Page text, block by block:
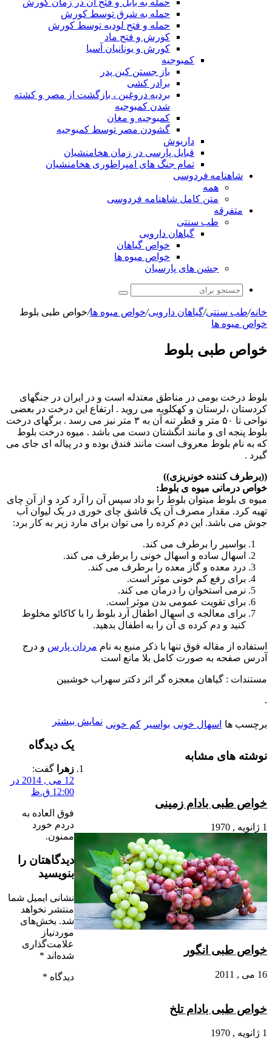
حمله به بابل و فتح آن در زمان کورش
حمله به شرق توسط کورش
حمله و فتح لودیه توسط کورش
کورش و فتح ماد
کورش و یونانیان آسیا
کمبوجیه
باز جستن کین پدر
برادر کشی
بردیه دروغین ، بازگشت از مصر و کشته
شدن کمبوجیه
کمبوجیه و مغان
گشودن مصر توسط کمبوجیه
داریوش
قبایل پارسی در زمان هخامنشیان
تمام جنگ های امپراطوری هخامنشیان
شاهنامه فردوسی
همه
متن کامل شاهنامه فردوسی
متفرقه
طب سنتی
گیاهان دارویی
خواص گیاهان
خواص میوه ها
جشن های پارسیان
جستجو
خانه/طب سنتی/گیاهان دارویی/خواص میوه ها/خواص طبی بلوط
خواص میوه ها
خواص طبی بلوط
بلوط درخت بومی در مناطق معتدله است و در ایران در جنگهای
کردستان ،لرستان و کهکلویه می روید . ارتفاع این درخت در بعضی
نواحی تا ۵۰ متر و قطر تنه آن به ۳ متر نیز می رسد . برگهای درخت
بلوط پنجه ای و مانند انگشتان دست می باشد . میوه درخت بلوط
که به نام بلوط معروف است مانند فندق بوده و در پیاله ای جای می
گیرد .
((برطرف کننده خونریزی))
خواص درمانی میوه ی بلوط:
میوه ی بلوط میتوان بلوط را بو داد سپس آن را آرد کرد و از آن چای
تهیه کرد. مقدار مصرف آن یک قاشق چای خوری در یک لیوان آب
جوش می باشد. این دم کرده را می توان برای مارد زیر به کار برد:
بواسیر را برطرف می کند.
اسهال ساده و اسهال خونی را برطرف می کند.
درد معده و گاز معده را برطرف می کند.
برای رفع کم خونی موثر است.
نرمی استخوان را درمان می کند.
برای تقویت عمومی بدن موثر است.
برای معالجه ی اسهال اطفال آرد بلوط را با کاکائو مخلوط
کنید و دم کرده ی آن را به اطفال بدهید.
استفاده از مقاله فوق تنها با ذکر منبع به نام مردان پارس و درج
آدرس صفحه به صورت کامل بلا مانع است
مستندات : گیاهان معجزه گر اثر دکتر سهراب خوشبین
.
برچسب ها اسهال خونی بواسیر کم خونی نمایش بیشتر
نوشته های مشابه
خواص طبی بادام زمینی
1 ژانویه , 1970
خواص طبی انگور
16 می , 2011
خواص طبی بادام تلخ
1 ژانویه , 1970
یک دیدگاه
زهرا
گفت:
12 می , 2014 در
12:00 ق.ظ
فوق العاده به
دردم خورد
ممنون.
دیدگاهتان را
بنویسید
نشانی ایمیل شما
منتشر نخواهد
شد. بخش‌های
موردنیاز
علامت‌گذاری
شده‌اند *
دیدگاه *